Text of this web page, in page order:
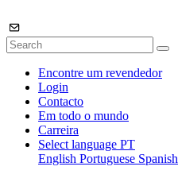
Encontre um revendedor
Login
Contacto
Em todo o mundo
Carreira
Select language PT
English Portuguese Spanish